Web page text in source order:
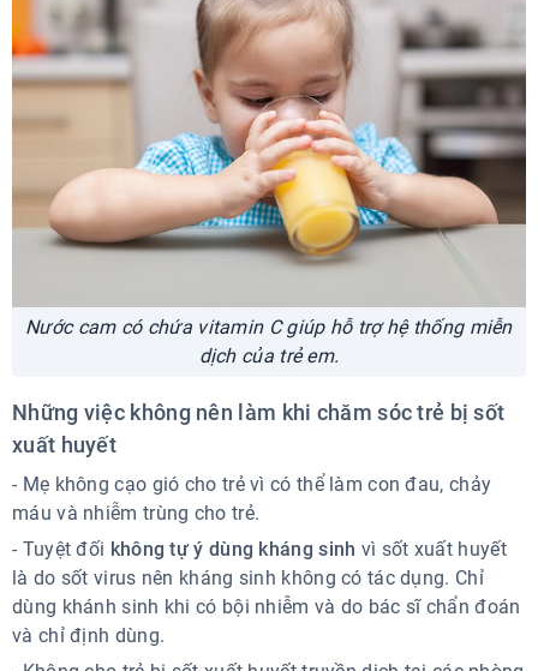
Nước cam có chứa vitamin C giúp hỗ trợ hệ thống miễn
dịch của trẻ em.
Những việc không nên làm khi chăm sóc trẻ bị sốt
xuất huyết
- Mẹ không cạo gió cho trẻ vì có thể làm con đau, chảy
máu và nhiễm trùng cho trẻ.
- Tuyệt đối không tự ý dùng kháng sinh vì sốt xuất huyết
là do sốt virus nên kháng sinh không có tác dụng. Chỉ
dùng khánh sinh khi có bội nhiễm và do bác sĩ chẩn đoán
và chỉ định dùng.